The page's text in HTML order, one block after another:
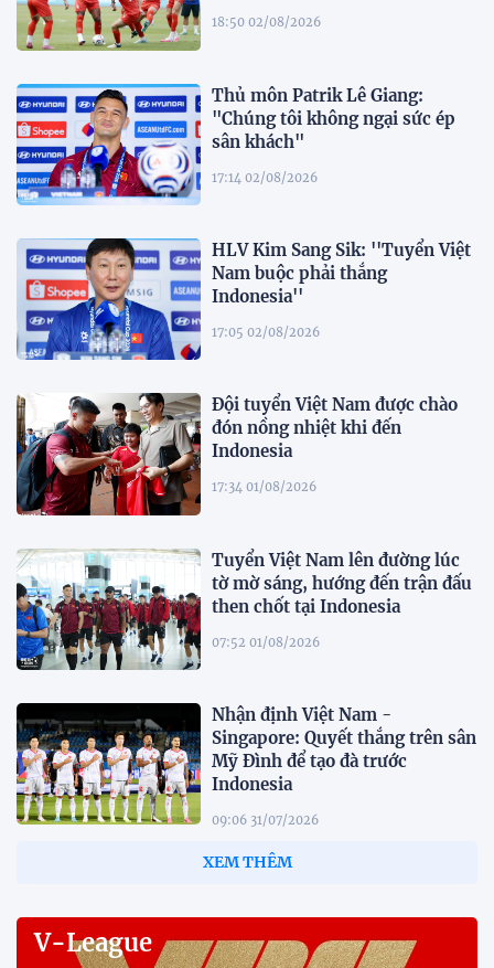
18:50 02/08/2026
Thủ môn Patrik Lê Giang:
"Chúng tôi không ngại sức ép
sân khách"
17:14 02/08/2026
HLV Kim Sang Sik: ''Tuyển Việt
Nam buộc phải thắng
Indonesia''
17:05 02/08/2026
Đội tuyển Việt Nam được chào
đón nồng nhiệt khi đến
Indonesia
17:34 01/08/2026
Tuyển Việt Nam lên đường lúc
tờ mờ sáng, hướng đến trận đấu
then chốt tại Indonesia
07:52 01/08/2026
Nhận định Việt Nam -
Singapore: Quyết thắng trên sân
Mỹ Đình để tạo đà trước
Indonesia
09:06 31/07/2026
12:38 30/07/2026